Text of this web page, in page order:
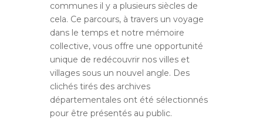
communes il y a plusieurs siècles de
cela. Ce parcours, à travers un voyage
dans le temps et notre mémoire
collective, vous offre une opportunité
unique de redécouvrir nos villes et
villages sous un nouvel angle. Des
clichés tirés des archives
départementales ont été sélectionnés
pour être présentés au public.